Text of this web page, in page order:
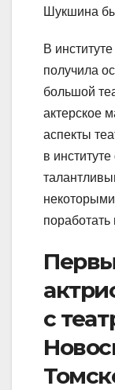
Шукшина
В
получила
большой
актерское
аспекты
в
с